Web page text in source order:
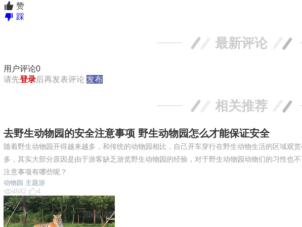
赞
踩
最新评论
用户评论0
请先登录后再发表评论 发布
相关推荐
去野生动物园的安全注意事项 野生动物园怎么才能保证安全
随着野生动物园开得越来越多，和传统的动物园相比，自己开车穿行在野生动物生活的区域观
多，其实大部分原因是由于游客缺乏游览野生动物园的经验，对于野生动物园动物们的习性也
注意事项有哪些呢？
动物园 主题游
4682
4